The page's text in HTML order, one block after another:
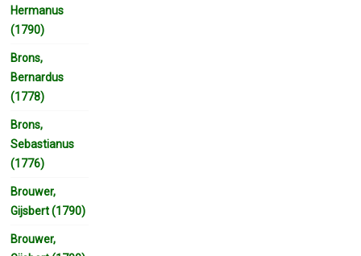
Hermanus
(1790)
Brons,
Bernardus
(1778)
Brons,
Sebastianus
(1776)
Brouwer,
Gijsbert (1790)
Brouwer,